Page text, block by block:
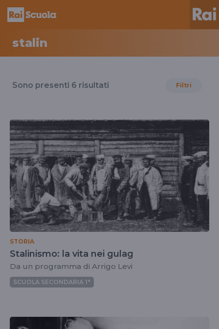
stalin
il
stalin
Sono presenti 6 risultati Filtri
STORIA
Stalinismo: la vita nei gulag
Da un programma di Arrigo Levi
SCUOLA SECONDARIA 1°